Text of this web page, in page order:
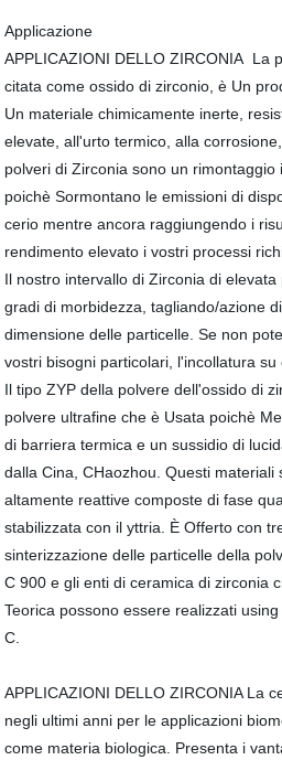
Applicazione
APPLICAZIONI DELLO ZIRCONIA La
citata come ossido di zirconio, è Un
Un materiale chimicamente inerte,
elevate, all'urto termico, alla
polveri di Zirconia sono un rimontaggio
poichè Sormontano le emissioni di
cerio mentre ancora raggiungendo i
rendimento elevato i vostri processi
Il nostro intervallo di Zirconia di
gradi di morbidezza, tagliando/azione
dimensione delle particelle. Se non
vostri bisogni particolari, l'incollatura
Il tipo ZYP della polvere dell'ossido di
polvere ultrafine che è Usata poichè
di barriera termica e un sussidio di
dalla Cina, CHaozhou. Questi materiali
altamente reattive composte di fase
stabilizzata con il yttria. È Offerto con
sinterizzazione delle particelle della
C 900 e gli enti di ceramica di zirconia
Teorica possono essere realizzati
C.
APPLICAZIONI DELLO ZIRCONIA La
negli ultimi anni per le applicazioni
come materia biologica. Presenta i